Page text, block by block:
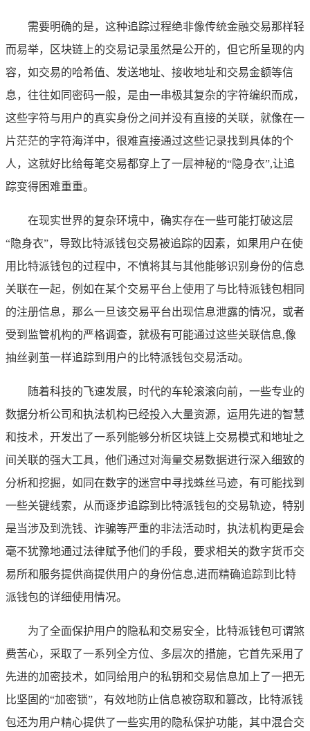
需要明确的是，这种追踪过程绝非像传统金融交易那样轻
而易举，区块链上的交易记录虽然是公开的，但它所呈现的内
容，如交易的哈希值、发送地址、接收地址和交易金额等信
息，往往如同密码一般，是由一串极其复杂的字符编织而成，
这些字符与用户的真实身份之间并没有直接的关联，就像在一
片茫茫的字符海洋中，很难直接通过这些记录找到具体的个
人，这就好比给每笔交易都穿上了一层神秘的“隐身衣”,让追
踪变得困难重重。
在现实世界的复杂环境中，确实存在一些可能打破这层
“隐身衣”，导致比特派钱包交易被追踪的因素，如果用户在使
用比特派钱包的过程中，不慎将其与其他能够识别身份的信息
关联在一起，例如在某个交易平台上使用了与比特派钱包相同
的注册信息，那么一旦该交易平台出现信息泄露的情况，或者
受到监管机构的严格调查，就极有可能通过这些关联信息,像
抽丝剥茧一样追踪到用户的比特派钱包交易活动。
随着科技的飞速发展，时代的车轮滚滚向前，一些专业的
数据分析公司和执法机构已经投入大量资源，运用先进的智慧
和技术，开发出了一系列能够分析区块链上交易模式和地址之
间关联的强大工具，他们通过对海量交易数据进行深入细致的
分析和挖掘，如同在数字的迷宫中寻找蛛丝马迹，有可能找到
一些关键线索，从而逐步追踪到比特派钱包的交易轨迹，特别
是当涉及到洗钱、诈骗等严重的非法活动时，执法机构更是会
毫不犹豫地通过法律赋予他们的手段，要求相关的数字货币交
易所和服务提供商提供用户的身份信息,进而精确追踪到比特
派钱包的详细使用情况。
为了全面保护用户的隐私和交易安全，比特派钱包可谓煞
费苦心，采取了一系列全方位、多层次的措施，它首先采用了
先进的加密技术，如同给用户的私钥和交易信息加上了一把无
比坚固的“加密锁”，有效地防止信息被窃取和篡改，比特派钱
包还为用户精心提供了一些实用的隐私保护功能，其中混合交